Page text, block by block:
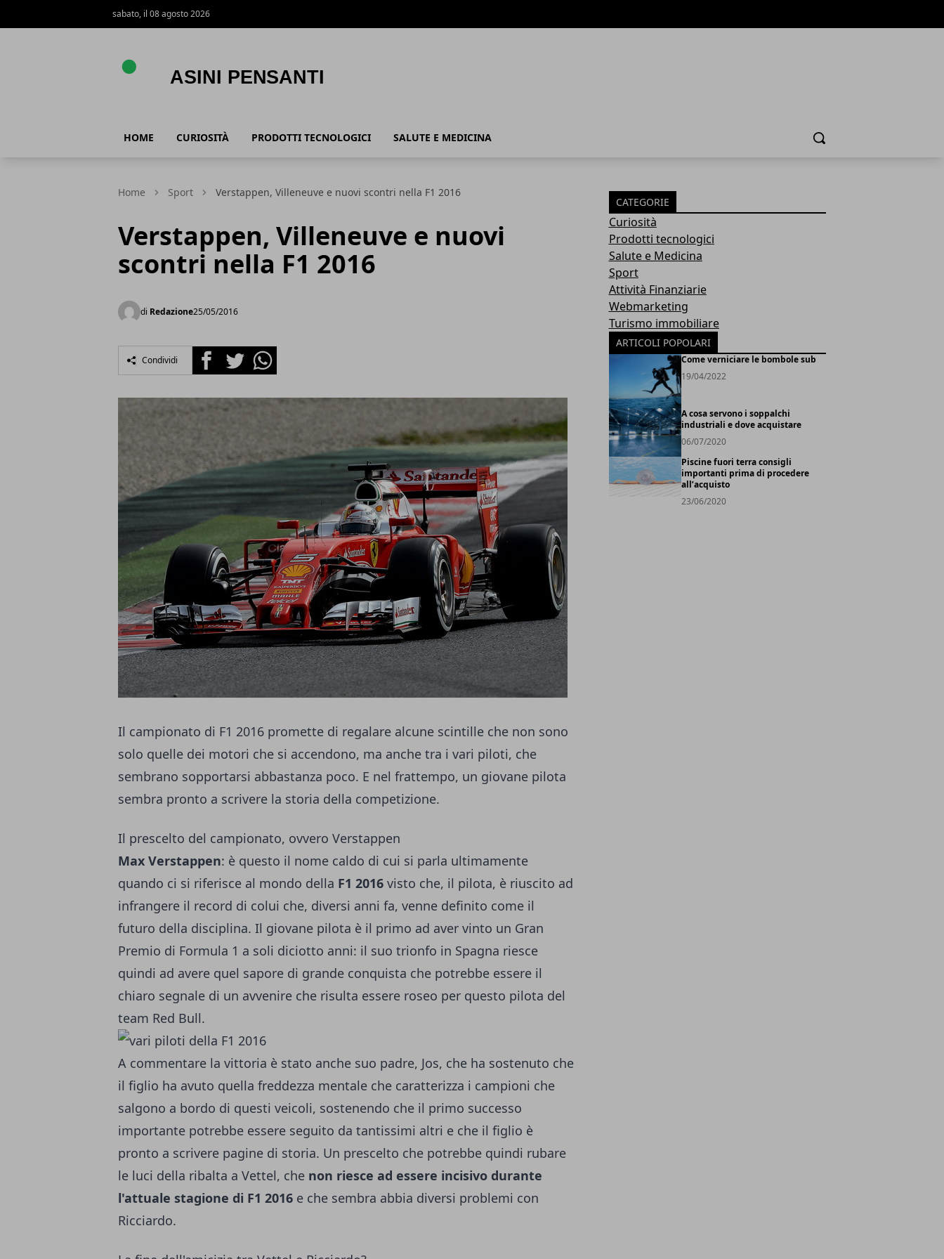
sabato, il 08 agosto 2026
HOME CURIOSITÀ PRODOTTI TECNOLOGICI SALUTE E MEDICINA Cerca
Home Sport Verstappen, Villeneuve e nuovi scontri nella F1 2016
Verstappen, Villeneuve e nuovi
scontri nella F1 2016
di Redazione25/05/2016
Condividi FacebookTwitterWhatsapp
Il campionato di F1 2016 promette di regalare alcune scintille che non sono
solo quelle dei motori che si accendono, ma anche tra i vari piloti, che
sembrano sopportarsi abbastanza poco. E nel frattempo, un giovane pilota
sembra pronto a scrivere la storia della competizione.
Il prescelto del campionato, ovvero Verstappen
Max Verstappen: è questo il nome caldo di cui si parla ultimamente
quando ci si riferisce al mondo della F1 2016 visto che, il pilota, è riuscito ad
infrangere il record di colui che, diversi anni fa, venne definito come il
futuro della disciplina. Il giovane pilota è il primo ad aver vinto un Gran
Premio di Formula 1 a soli diciotto anni: il suo trionfo in Spagna riesce
quindi ad avere quel sapore di grande conquista che potrebbe essere il
chiaro segnale di un avvenire che risulta essere roseo per questo pilota del
team Red Bull.
A commentare la vittoria è stato anche suo padre, Jos, che ha sostenuto che
il figlio ha avuto quella freddezza mentale che caratterizza i campioni che
salgono a bordo di questi veicoli, sostenendo che il primo successo
importante potrebbe essere seguito da tantissimi altri e che il figlio è
pronto a scrivere pagine di storia. Un prescelto che potrebbe quindi rubare
le luci della ribalta a Vettel, che non riesce ad essere incisivo durante
l'attuale stagione di F1 2016 e che sembra abbia diversi problemi con
Ricciardo.
CATEGORIE
Curiosità
Prodotti tecnologici
Salute e Medicina
Sport
Attività Finanziarie
Webmarketing
Turismo immobiliare
ARTICOLI POPOLARI
Come verniciare le bombole sub
19/04/2022
A cosa servono i soppalchi
industriali e dove acquistare
06/07/2020
Piscine fuori terra consigli
importanti prima di procedere
all’acquisto
23/06/2020